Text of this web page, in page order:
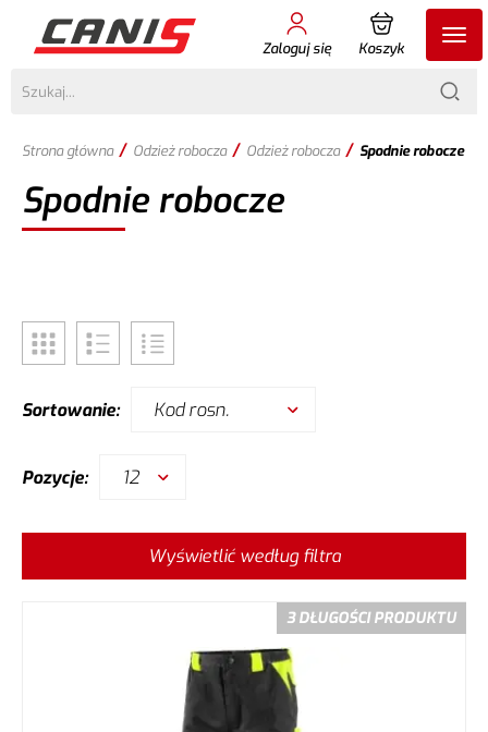
Zaloguj się Koszyk
Strona główna / Odzież robocza / Odzież robocza / Spodnie robocze
Spodnie robocze
Sortowanie: Kod rosn.
Pozycje: 12
Wyświetlić według filtra
3 DŁUGOŚCI PRODUKTU